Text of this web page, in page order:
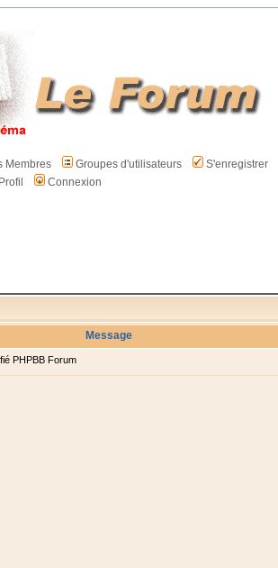
Membres Groupes d'utilisateurs
S'enregistrer
Profil
Connexion
Message
PHPBB Forum